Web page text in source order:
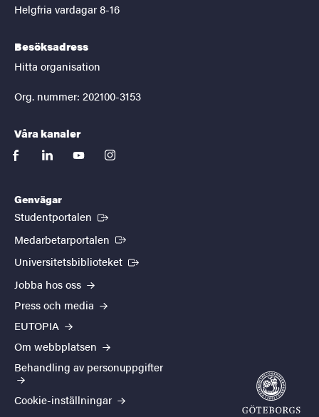
Helgfria vardagar 8-16
Besöksadress
Hitta organisation
Org. nummer: 202100-3153
Våra kanaler
facebooklinkedinyoutubeinstagram
Genvägar
Studentportalen (Extern länk)
Medarbetarportalen (Extern länk)
Universitetsbiblioteket (Extern länk)
Jobba hos oss
Press och media
EUTOPIA
Om webbplatsen
Behandling av personuppgifter
Cookie-inställningar